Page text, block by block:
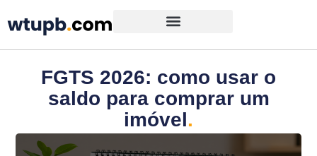
FGTS 2026: como usar o
saldo para comprar um
imóvel.